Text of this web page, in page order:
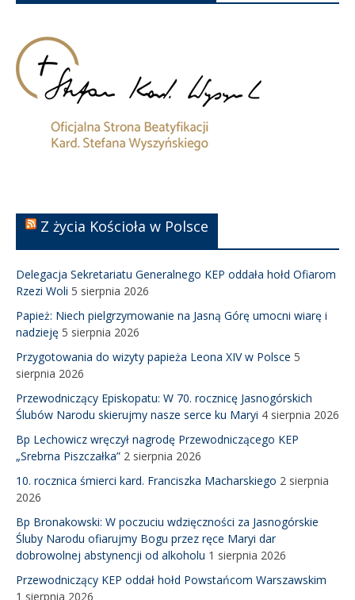
Z życia Kościoła w Polsce
Delegacja Sekretariatu Generalnego KEP oddała hołd Ofiarom
Rzezi Woli 5 sierpnia 2026
Papież: Niech pielgrzymowanie na Jasną Górę umocni wiarę i
nadzieję 5 sierpnia 2026
Przygotowania do wizyty papieża Leona XIV w Polsce 5
sierpnia 2026
Przewodniczący Episkopatu: W 70. rocznicę Jasnogórskich
Ślubów Narodu skierujmy nasze serce ku Maryi 4 sierpnia 2026
Bp Lechowicz wręczył nagrodę Przewodniczącego KEP
„Srebrna Piszczałka” 2 sierpnia 2026
10. rocznica śmierci kard. Franciszka Macharskiego 2 sierpnia
2026
Bp Bronakowski: W poczuciu wdzięczności za Jasnogórskie
Śluby Narodu ofiarujmy Bogu przez ręce Maryi dar
dobrowolnej abstynencji od alkoholu 1 sierpnia 2026
Przewodniczący KEP oddał hołd Powstańcom Warszawskim
1 sierpnia 2026